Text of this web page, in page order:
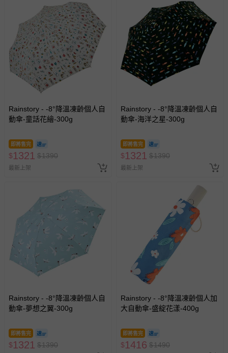
Rainstory - -8°降溫凍齡個人自
動傘-童話花繪-300g
即將售完
$1321 $1390
最新上架
Rainstory - -8°降溫凍齡個人自
動傘-海洋之星-300g
即將售完
$1321 $1390
最新上架
Rainstory - -8°降溫凍齡個人自
動傘-夢想之翼-300g
即將售完
$1321 $1390
Rainstory - -8°降溫凍齡個人加
大自動傘-盛綻花漾-400g
即將售完
$1416 $1490